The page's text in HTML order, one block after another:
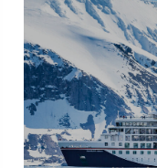
Auf der